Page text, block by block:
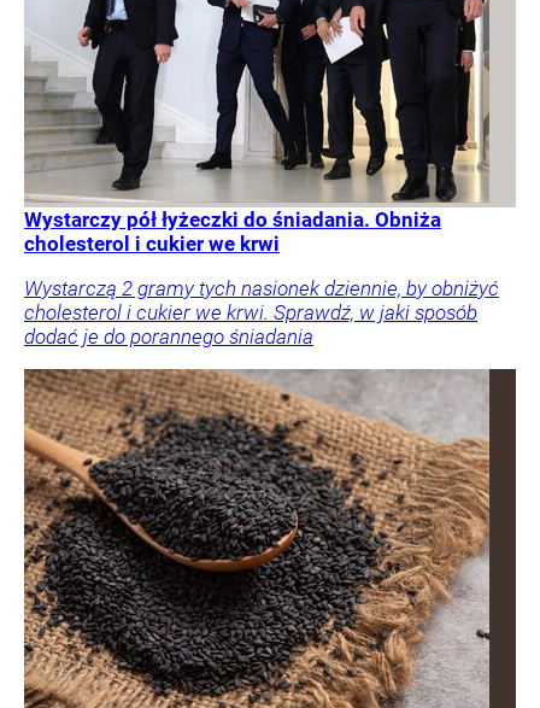
Wystarczy pół łyżeczki do śniadania. Obniża
cholesterol i cukier we krwi
Wystarczą 2 gramy tych nasionek dziennie, by obniżyć
cholesterol i cukier we krwi. Sprawdź, w jaki sposób
dodać je do porannego śniadania